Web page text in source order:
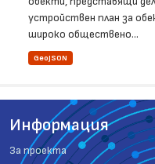
устройствен план за
широко обществено...
GeoJSON
Информация
За проекта